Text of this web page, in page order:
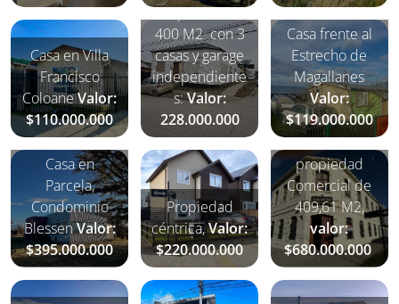
Casa en Villa
Francisco
ColoaneValor:
$110.000.000
Propiedad de
400 M2 con 3
casas y garage
independiente
s:Valor:
228.000.000
Casa frente al
Estrecho de
Magallanes
Valor:
$119.000.000
Casa en
Parcela,
Condominio
BlessenValor:
$395.000.000
Propiedad
céntrica,Valor:
$220.000.000
propiedad
Comercial de
409,61 M2,
valor:
$680.000.000